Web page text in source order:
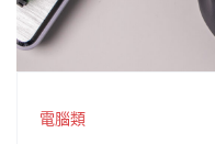
電腦類